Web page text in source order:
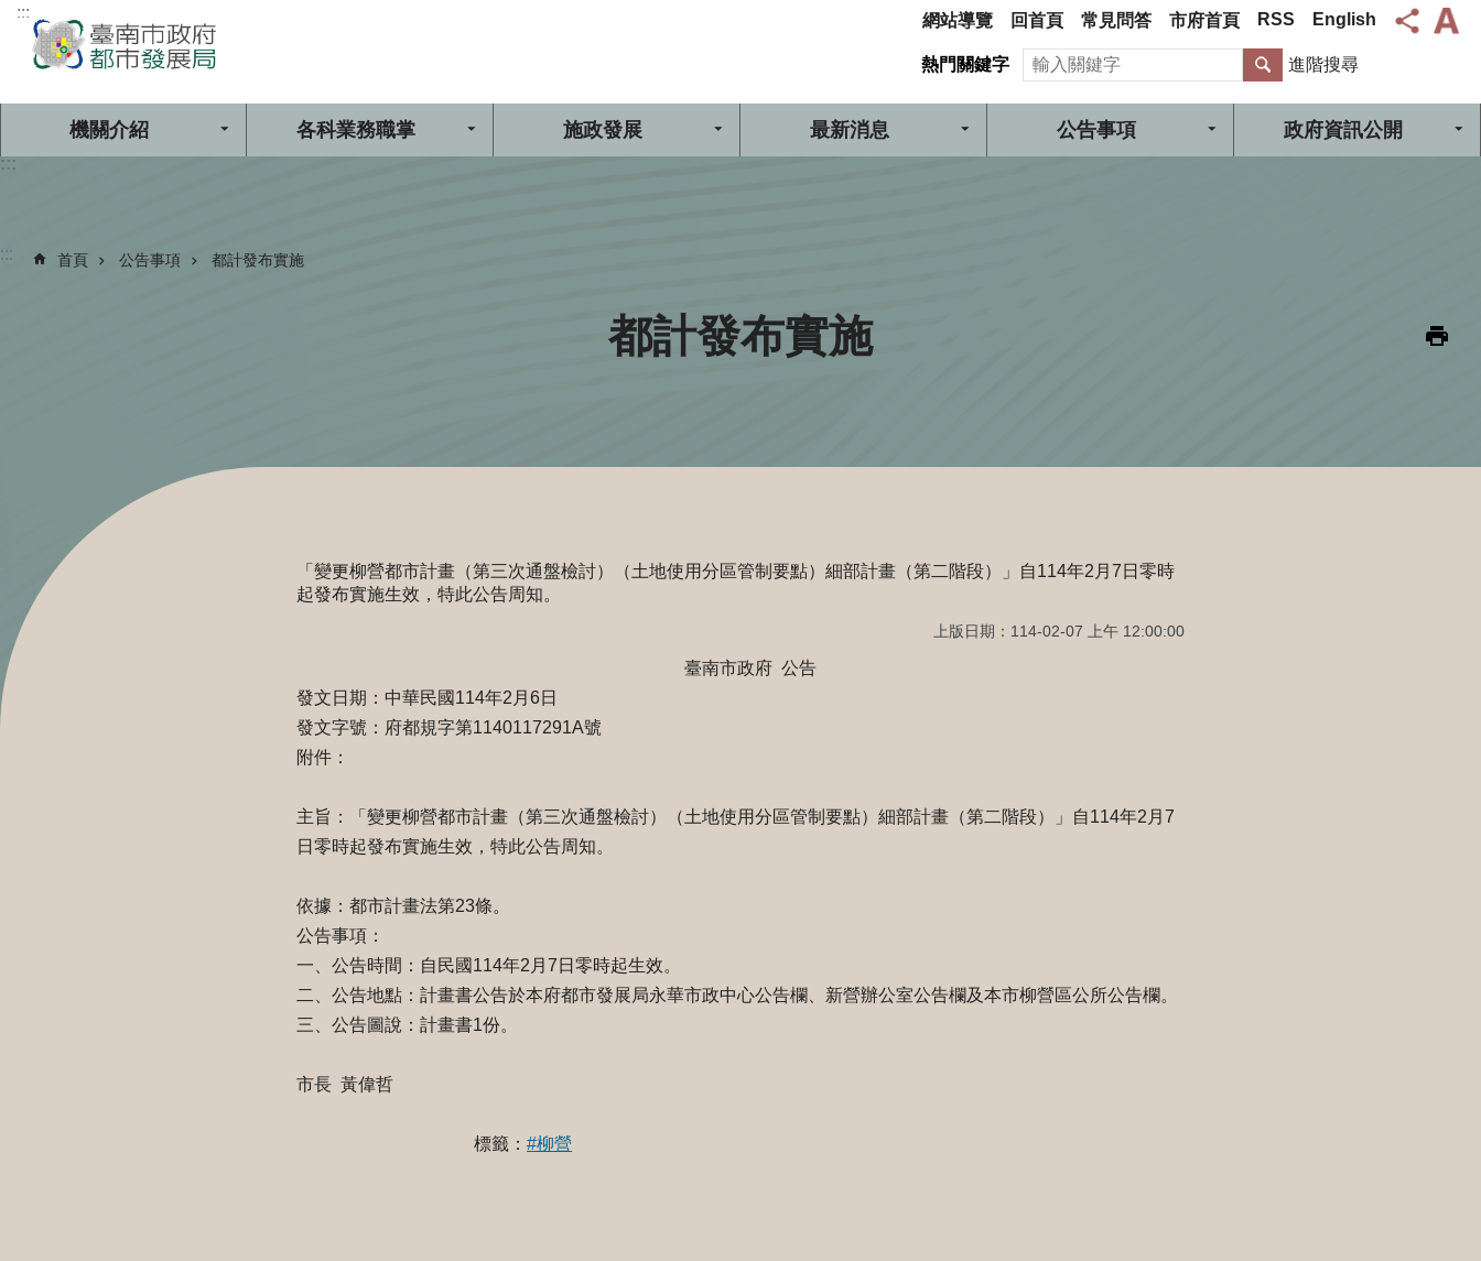
跳到主要內容區塊
::: 網站導覽 回首頁 常見問答 市府首頁 RSS English
:::
機關介紹 各科業務職掌 施政發展 最新消息 公告事項 政府資訊公開
熱門關鍵字 搜尋 進階搜尋
::: 首頁 公告事項 都計發布實施
都計發布實施
「變更柳營都市計畫（第三次通盤檢討）（土地使用分區管制要點）細部計畫（第二階段）」自114年2月7日零時
起發布實施生效，特此公告周知。
上版日期：114-02-07 上午 12:00:00
臺南市政府 公告
發文日期：中華民國114年2月6日
發文字號：府都規字第1140117291A號
附件：
主旨：「變更柳營都市計畫（第三次通盤檢討）（土地使用分區管制要點）細部計畫（第二階段）」自114年2月7
日零時起發布實施生效，特此公告周知。
依據：都市計畫法第23條。
公告事項：
一、公告時間：自民國114年2月7日零時起生效。
二、公告地點：計畫書公告於本府都市發展局永華市政中心公告欄、新營辦公室公告欄及本市柳營區公所公告欄。
三、公告圖說：計畫書1份。
市長 黃偉哲
標籤：#柳營